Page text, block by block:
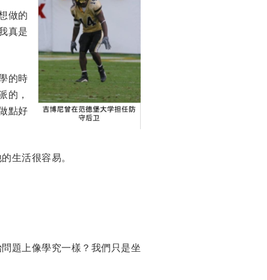
做的
真是
的時
的，
點好
生活很容易。
題上像學究一樣？我們只是坐